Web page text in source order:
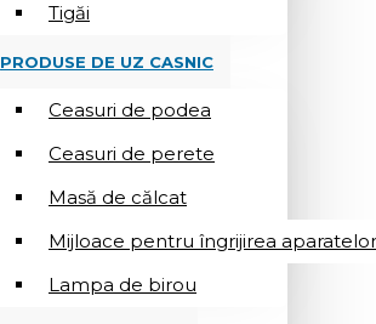
Tigăi
PRODUSE DE UZ CASNIC
Ceasuri de podea
Ceasuri de perete
Masă de călcat
Mijloace pentru îngrijirea
Lampa de birou